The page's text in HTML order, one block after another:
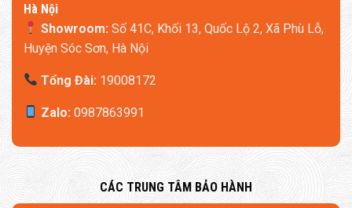
5 động cơ mạnh mẽ
Giường điện thông minh 8H Milan Pro Max được trang bị hệ
Hà Nội
Showroom: Số 41C, Khối 13, Quốc Lộ 2, Xã Phù Lỗ,
Huyện Sóc Sơn, Hà Nội
Tổng Đài: 19008172
Zalo: 0987863991
​CÁC TRUNG TÂM BẢO HÀNH